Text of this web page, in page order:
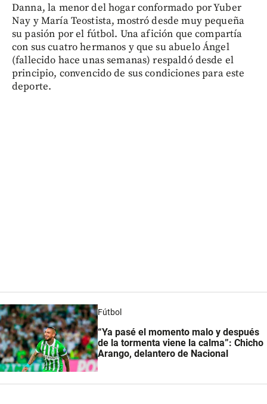
Danna, la menor del hogar conformado por Yuber
Nay y María Teostista, mostró desde muy pequeña
su pasión por el fútbol. Una afición que compartía
con sus cuatro hermanos y que su abuelo Ángel
(fallecido hace unas semanas) respaldó desde el
principio, convencido de sus condiciones para este
deporte.
Fútbol
“Ya pasé el momento malo y después
de la tormenta viene la calma”: Chicho
Arango, delantero de Nacional